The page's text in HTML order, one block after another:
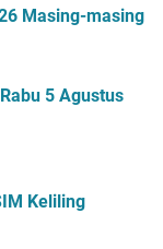
Masing-masing
5 Agustus
Keliling